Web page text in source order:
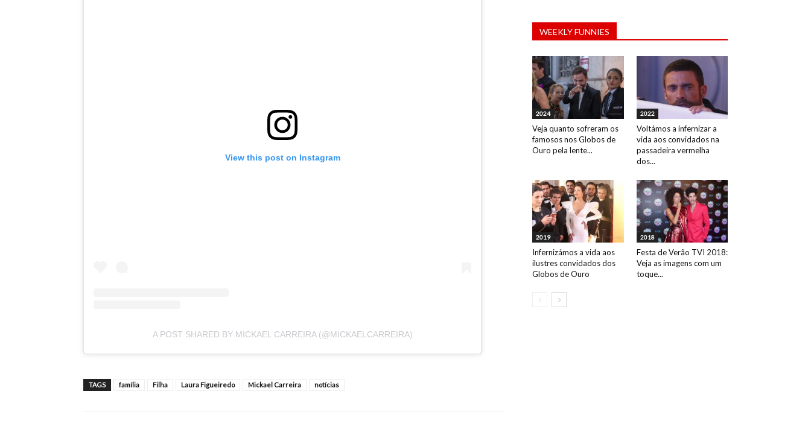
View this post on Instagram
A POST SHARED BY MICKAEL CARREIRA (@MICKAELCARREIRA)
TAGS família Filha Laura Figueiredo Mickael Carreira notícias
WEEKLY FUNNIES
2024
Veja quanto sofreram os
famosos nos Globos de
Ouro pela lente...
2022
Voltámos a infernizar a
vida aos convidados na
passadeira vermelha
dos...
2019
Infernizámos a vida aos
ilustres convidados dos
Globos de Ouro
2018
Festa de Verão TVI 2018:
Veja as imagens com um
toque...